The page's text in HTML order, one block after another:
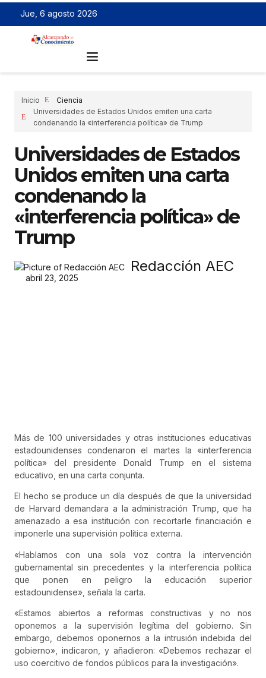
Jue, 6 agosto 2026
Inicio
Ciencia
Universidades de Estados Unidos emiten una carta
condenando la «interferencia política» de Trump
Universidades de Estados
Unidos emiten una carta
condenando la
«interferencia política» de
Trump
Redacción AEC
abril 23, 2025
Más de 100 universidades y otras instituciones educativas
estadounidenses condenaron el martes la «interferencia
política» del presidente Donald Trump en el sistema
educativo, en una carta conjunta.
El hecho se produce un día después de que la universidad
de Harvard demandara a la administración Trump, que ha
amenazado a esa institución con recortarle financiación e
imponerle una supervisión política externa.
«Hablamos con una sola voz contra la intervención
gubernamental sin precedentes y la interferencia política
que ponen en peligro la educación superior
estadounidense», señala la carta.
«Estamos abiertos a reformas constructivas y no nos
oponemos a la supervisión legítima del gobierno. Sin
embargo, debemos oponernos a la intrusión indebida del
gobierno», indicaron, y añadieron: «Debemos rechazar el
uso coercitivo de fondos públicos para la investigación».